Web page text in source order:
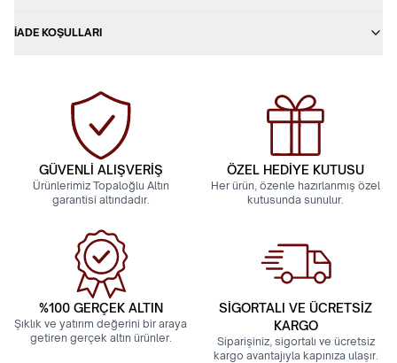
İADE KOŞULLARI
GÜVENLİ ALIŞVERİŞ
Ürünlerimiz Topaloğlu Altın
garantisi altındadır.
ÖZEL HEDİYE KUTUSU
Her ürün, özenle hazırlanmış özel
kutusunda sunulur.
%100 GERÇEK ALTIN
Şıklık ve yatırım değerini bir araya
getiren gerçek altın ürünler.
SİGORTALI VE ÜCRETSİZ
KARGO
Siparişiniz, sigortalı ve ücretsiz
kargo avantajıyla kapınıza ulaşır.